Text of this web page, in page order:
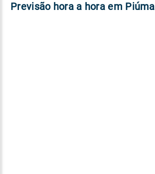
Previsão hora a hora em Piúma